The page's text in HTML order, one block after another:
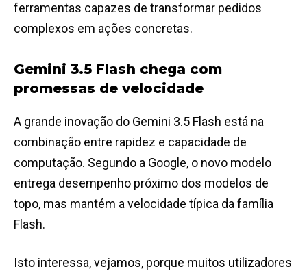
ferramentas capazes de transformar pedidos
complexos em ações concretas.
Gemini 3.5 Flash chega com
promessas de velocidade
A grande inovação do Gemini 3.5 Flash está na
combinação entre rapidez e capacidade de
computação. Segundo a Google, o novo modelo
entrega desempenho próximo dos modelos de
topo, mas mantém a velocidade típica da família
Flash.
Isto interessa, vejamos, porque muitos utilizadores